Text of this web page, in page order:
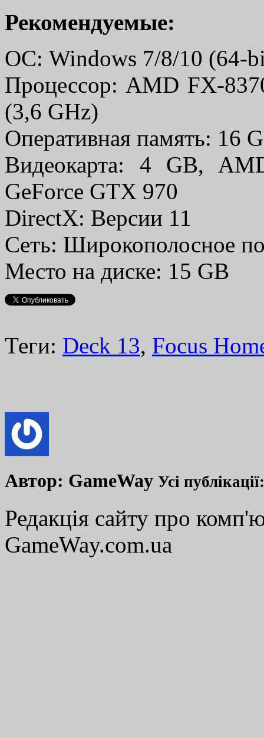
Рекомендуемые:
ОС: Windows 7/8/10 (64-
Процессор: AMD FX-
(3,6 GHz)
Оперативная память: 16
Видеокарта: 4 GB,
GeForce GTX 970
DirectX: Версии 11
Сеть: Широкополосное
Место на диске: 15 GB
Теги: Deck 13, Focus
Автор: GameWay Усі
Редакція сайту про
GameWay.com.ua